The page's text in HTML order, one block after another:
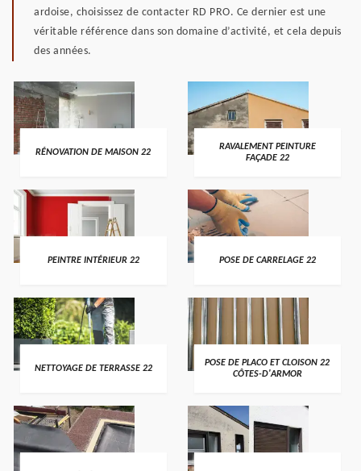
ardoise, choisissez de contacter RD PRO. Ce dernier est une
véritable référence dans son domaine d’activité, et cela depuis
des années.
RÉNOVATION DE MAISON 22
RAVALEMENT PEINTURE
FAÇADE 22
PEINTRE INTÉRIEUR 22 POSE DE CARRELAGE 22
NETTOYAGE DE TERRASSE 22
POSE DE PLACO ET CLOISON 22
CÔTES-D'ARMOR